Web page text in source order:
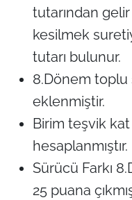
tutarından
kesilmek
tutarı bulunur.
8.Dönem toplu
eklenmiştir.
Birim teşvik kat
hesaplanmıştır.
Sürücü Farkı
25 puana